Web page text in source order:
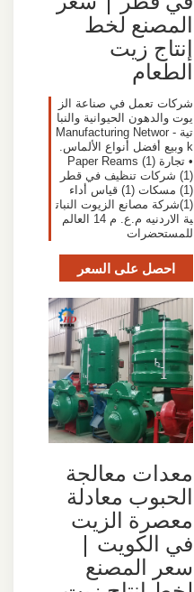
المصنع لخط
إنتاج زيت
الطعام
شركات تعمل في صناعة الز
يوت والدهون الحيوانية والنبا
تية - Manufacturing Networ
k وبيع أفضل أنواع الألماس.
• تجارة (1) Paper Reams
(1) شركات تنظيف في قطر
(1) مسكات (1) قياس أداء
(1)شركة مصانع الزيوت النبات
ية الاردنيه م.ع. م 14 العالم
للمستحضرات
احصل على السعر
معدات معالجة
الحبوب معادلة
معصرة الزيت
في الكويت |
سعر المصنع